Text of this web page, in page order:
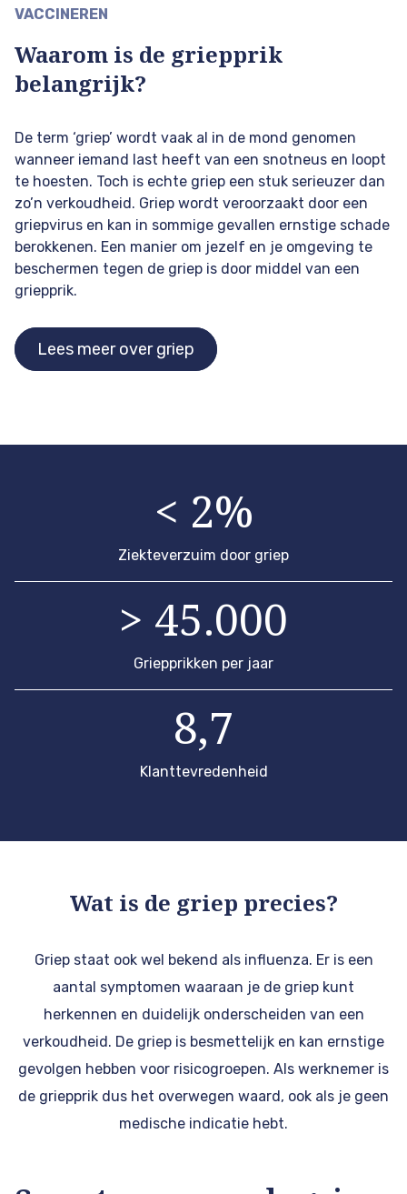
VACCINEREN
Waarom is de griepprik
belangrijk?
De term ‘griep’ wordt vaak al in de mond genomen
wanneer iemand last heeft van een snotneus en loopt
te hoesten. Toch is echte griep een stuk serieuzer dan
zo’n verkoudheid. Griep wordt veroorzaakt door een
griepvirus en kan in sommige gevallen ernstige schade
berokkenen. Een manier om jezelf en je omgeving te
beschermen tegen de griep is door middel van een
griepprik.
Lees meer over griep
< 2%
Ziekteverzuim door griep
> 45.000
Griepprikken per jaar
8,7
Klanttevredenheid
Wat is de griep precies?
Griep staat ook wel bekend als influenza. Er is een
aantal symptomen waaraan je de griep kunt
herkennen en duidelijk onderscheiden van een
verkoudheid. De griep is besmettelijk en kan ernstige
gevolgen hebben voor risicogroepen. Als werknemer is
de griepprik dus het overwegen waard, ook als je geen
medische indicatie hebt.